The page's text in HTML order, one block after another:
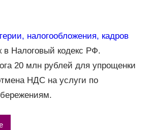
налогообложения, кадров
в Налоговый кодекс РФ.
20 млн рублей для упрощенки
НДС на услуги по